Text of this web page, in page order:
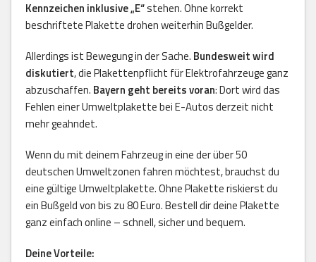
Kennzeichen inklusive „E“stehen. Ohne korrekt
beschriftete Plakette drohen weiterhin Bußgelder.
Allerdings ist Bewegung in der Sache. Bundesweit wird
diskutiert, die Plakettenpflicht für Elektrofahrzeuge ganz
abzuschaffen. Bayern geht bereits voran: Dort wird das
Fehlen einer Umweltplakette bei E-Autos derzeit nicht
mehr geahndet.
Wenn du mit deinem Fahrzeug in eine der über 50
deutschen Umweltzonen fahren möchtest, brauchst du
eine gültige Umweltplakette. Ohne Plakette riskierst du
ein Bußgeld von bis zu 80 Euro. Bestell dir deine Plakette
ganz einfach online – schnell, sicher und bequem.
Deine Vorteile: